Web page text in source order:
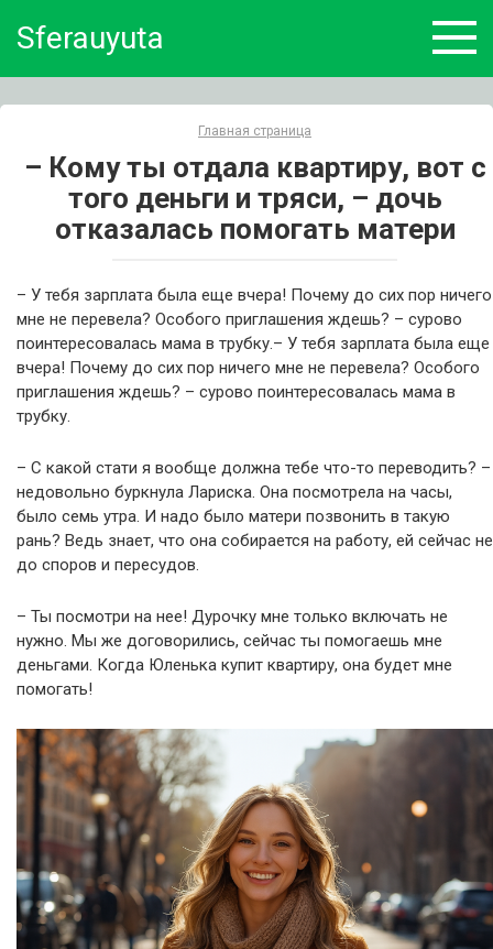
Sferauyuta
Главная страница
– Кому ты отдала квартиру, вот с
того деньги и тряси, – дочь
отказалась помогать матери
– У тебя зарплата была еще вчера! Почему до сих пор ничего
мне не перевела? Особого приглашения ждешь? – сурово
поинтересовалась мама в трубку.– У тебя зарплата была еще
вчера! Почему до сих пор ничего мне не перевела? Особого
приглашения ждешь? – сурово поинтересовалась мама в
трубку.
– С какой стати я вообще должна тебе что-то переводить? –
недовольно буркнула Лариска. Она посмотрела на часы,
было семь утра. И надо было матери позвонить в такую
рань? Ведь знает, что она собирается на работу, ей сейчас не
до споров и пересудов.
– Ты посмотри на нее! Дурочку мне только включать не
нужно. Мы же договорились, сейчас ты помогаешь мне
деньгами. Когда Юленька купит квартиру, она будет мне
помогать!